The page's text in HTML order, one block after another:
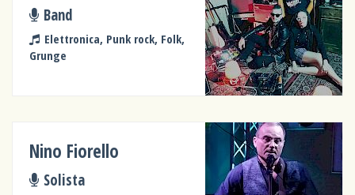
Band
Elettronica, Punk rock, Folk,
Grunge
Nino Fiorello
Solista